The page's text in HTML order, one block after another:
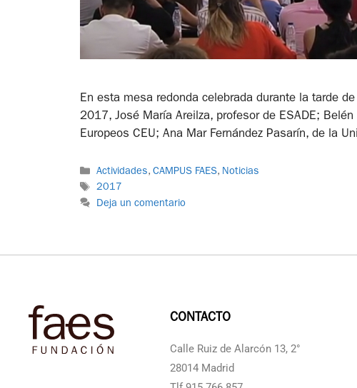
En esta mesa redonda celebrada durante la tarde
2017, José María Areilza, profesor de ESADE;
Europeos CEU; Ana Mar Fernández Pasarín, de la
Actividades,CAMPUS FAES, Noticias
2017
Deja un comentario
CONTACTO
Calle Ruiz de Alarcón 13, 2°
28014 Madrid